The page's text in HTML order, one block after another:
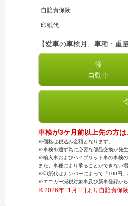
自賠責保険
印紙代
【愛車の車検月、車種・重
軽
自動車
車検が3ケ月前以上先の方
※価格は税込み金額となります。
※車検を通す為に必要な部品交換が発
※輸入車およびハイブリッド車の車検
また、車種により承ることができない
※印紙代はナンバーによって「100円」
※エコカー減税対象車及び新車登録か
※2026年11月1日より自賠責保